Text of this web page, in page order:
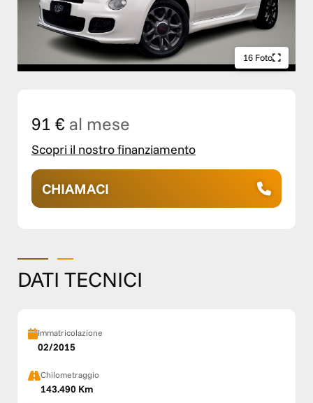
16 Foto
91 € al mese
Scopri il nostro finanziamento
CHIAMACI
DATI TECNICI
Immatricolazione
02/2015
Chilometraggio
143.490 Km